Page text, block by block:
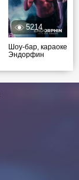
5214
Шоу-бар, караоке
Эндорфин